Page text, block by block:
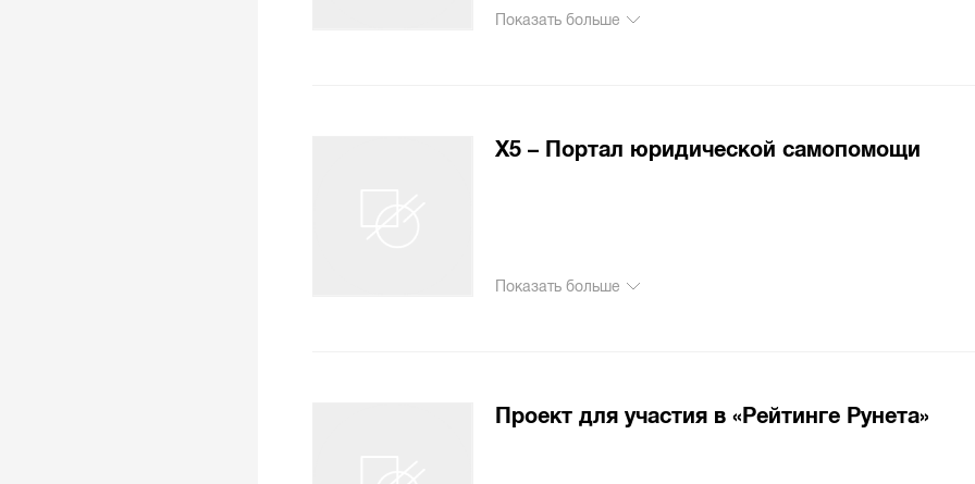
Показать больше
Х5 – Портал юридической самопомощи
Показать больше
Проект для участия в «Рейтинге Рунета»